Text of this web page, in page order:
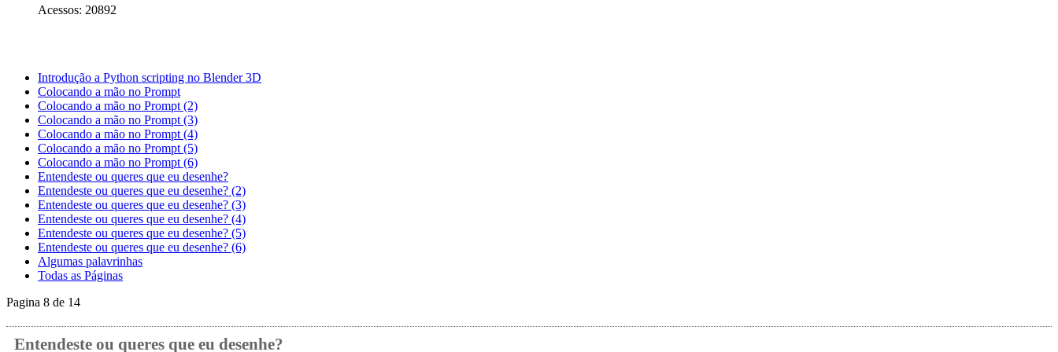
Acessos: 20892
Introdução a Python scripting no Blender 3D
Colocando a mão no Prompt
Colocando a mão no Prompt (2)
Colocando a mão no Prompt (3)
Colocando a mão no Prompt (4)
Colocando a mão no Prompt (5)
Colocando a mão no Prompt (6)
Entendeste ou queres que eu desenhe?
Entendeste ou queres que eu desenhe? (2)
Entendeste ou queres que eu desenhe? (3)
Entendeste ou queres que eu desenhe? (4)
Entendeste ou queres que eu desenhe? (5)
Entendeste ou queres que eu desenhe? (6)
Algumas palavrinhas
Todas as Páginas
Pagina 8 de 14
Entendeste ou queres que eu desenhe?